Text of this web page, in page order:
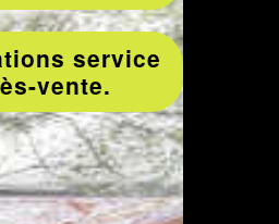
service
vente.